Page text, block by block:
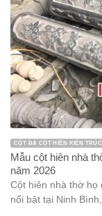
CỘT ĐÁ CỘT HIÊN KIẾN
Mẫu cột hiên nhà
năm 2026
Cột hiên nhà thờ họ
nổi bật tại Ninh